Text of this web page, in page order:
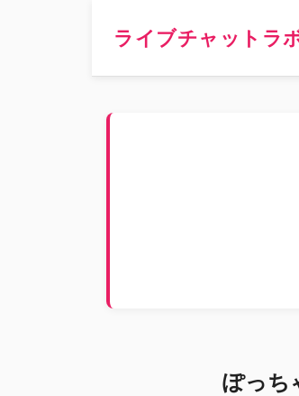
ライブチャットラ
ぽっち